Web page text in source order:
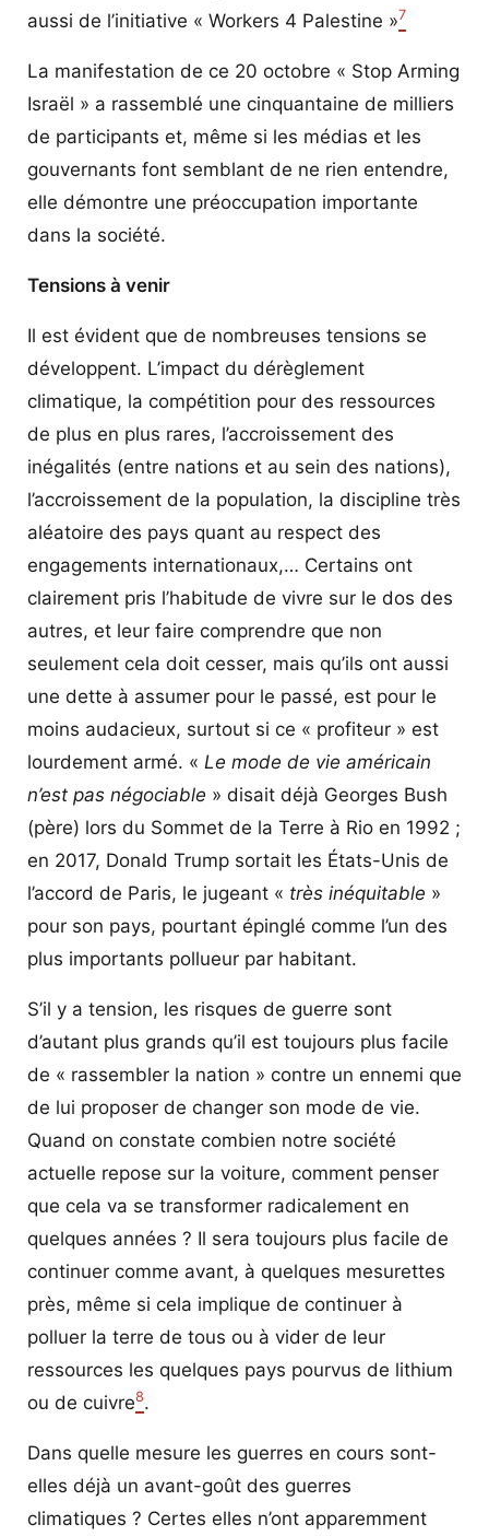
aussi de l’initiative « Workers 4 Palestine »7
La manifestation de ce 20 octobre « Stop Arming
Israël » a rassemblé une cinquantaine de milliers
de participants et, même si les médias et les
gouvernants font semblant de ne rien entendre,
elle démontre une préoccupation importante
dans la société.
Tensions à venir
Il est évident que de nombreuses tensions se
développent. L’impact du dérèglement
climatique, la compétition pour des ressources
de plus en plus rares, l’accroissement des
inégalités (entre nations et au sein des nations),
l’accroissement de la population, la discipline très
aléatoire des pays quant au respect des
engagements internationaux,… Certains ont
clairement pris l’habitude de vivre sur le dos des
autres, et leur faire comprendre que non
seulement cela doit cesser, mais qu’ils ont aussi
une dette à assumer pour le passé, est pour le
moins audacieux, surtout si ce « profiteur » est
lourdement armé. « Le mode de vie américain
n’est pas négociable » disait déjà Georges Bush
(père) lors du Sommet de la Terre à Rio en 1992 ;
en 2017, Donald Trump sortait les États-Unis de
l’accord de Paris, le jugeant « très inéquitable »
pour son pays, pourtant épinglé comme l’un des
plus importants pollueur par habitant.
S’il y a tension, les risques de guerre sont
d’autant plus grands qu’il est toujours plus facile
de « rassembler la nation » contre un ennemi que
de lui proposer de changer son mode de vie.
Quand on constate combien notre société
actuelle repose sur la voiture, comment penser
que cela va se transformer radicalement en
quelques années ? Il sera toujours plus facile de
continuer comme avant, à quelques mesurettes
près, même si cela implique de continuer à
polluer la terre de tous ou à vider de leur
ressources les quelques pays pourvus de lithium
ou de cuivre8.
Dans quelle mesure les guerres en cours sont-
elles déjà un avant-goût des guerres
climatiques ? Certes elles n’ont apparemment